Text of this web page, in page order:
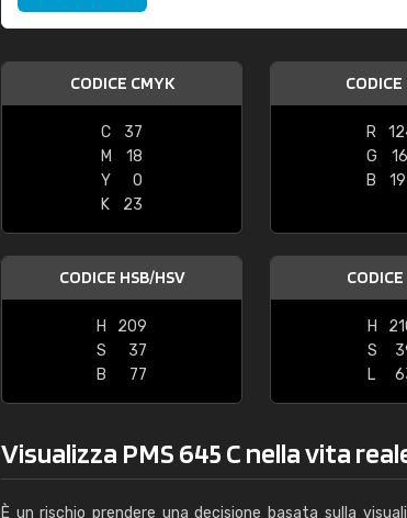
CODICE CMYK
C
37
M
18
Y
0
K
23
CODICE
R
G
B
CODICE HSB/HSV
H
209
S
37
B
77
H
S
L
Visualizza PMS 645 C nella vita
È un rischio prendere una decisione basata sulla